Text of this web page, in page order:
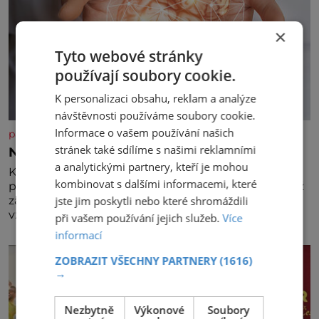
panidomu.cz
Nedovolte mozku stárnout
Každý, komu je přes 25 let, by měl pravidelně
procvičovat mozkové závity. V tomto období se totiž
začíná zhoršovat paměť. Možná máte problém
vzpomenout si na jméno kolegy z práce. Nebo
marně v paměti lovíte název knížky, kterou jste
nedávno přečetli. Je to opravdu tak, s věkem jako
kdyby se paměť rozhodla stávkovat. Cvičte
×
Tyto webové stránky
používají soubory cookie.
K personalizaci obsahu, reklam a analýze
návštěvnosti používáme soubory cookie.
Informace o vašem používání našich
stránek také sdílíme s našimi reklamními
a analytickými partnery, kteří je mohou
kombinovat s dalšími informacemi, které
jste jim poskytli nebo které shromáždili
při vašem používání jejich služeb.Více
informací
ZOBRAZIT VŠECHNY PARTNERY(1616)
→
Nezbytně
Výkonové
Soubory